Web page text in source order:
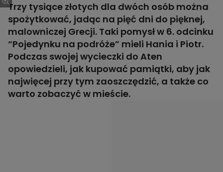
Trzy tysiące złotych dla dwóch osób można
spożytkować, jadąc na pięć dni do pięknej,
malowniczej Grecji. Taki pomysł w 6. odcinku
“Pojedynku na podróże” mieli Hania i Piotr.
Podczas swojej wycieczki do Aten
opowiedzieli, jak kupować pamiątki, aby jak
najwięcej przy tym zaoszczędzić, a także co
warto zobaczyć w mieście.